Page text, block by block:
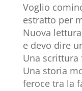
Voglio
estratto per
Nuova
e devo dire
Una scrittura
Una storia
feroce tra la